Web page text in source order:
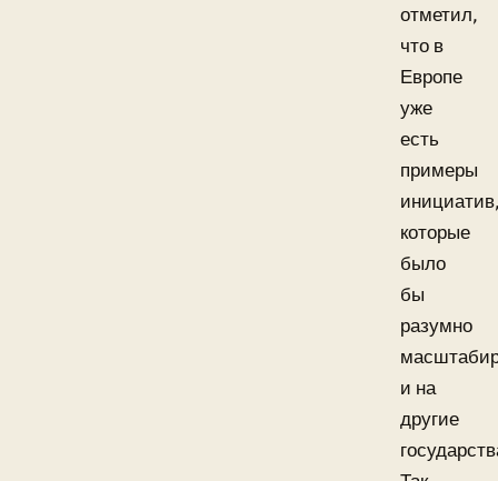
отметил,
что в
Европе
уже
есть
примеры
которые
было
бы
разумно
и на
другие